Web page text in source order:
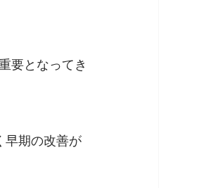
要となってき
早期の改善が